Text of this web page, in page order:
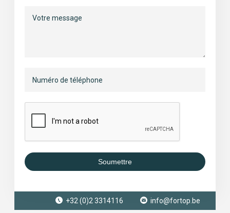
Soumettre
+32 (0)2 3314116 info@fortop.be